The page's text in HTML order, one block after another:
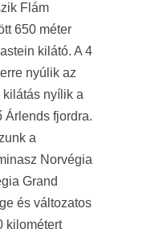
Flám
650 méter
kilátó. A 4
nyúlik az
nyílik a
Árlends fjordra.
a
Norvégia
Grand
és változatos
kilométert